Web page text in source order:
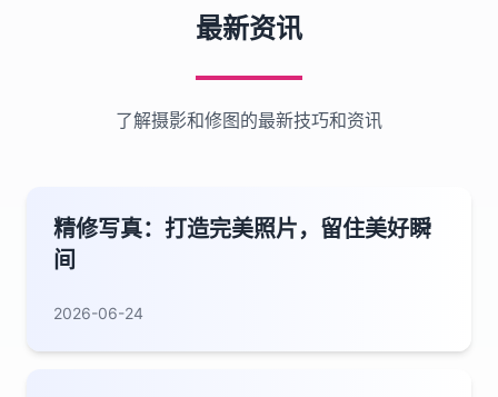
最新资讯
了解摄影和修图的最新技巧和资讯
精修写真：打造完美照片，留住美好瞬
间
2026-06-24